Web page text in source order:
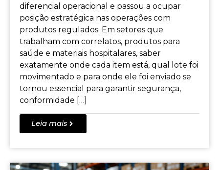
diferencial operacional e passou a ocupar
posição estratégica nas operações com
produtos regulados. Em setores que
trabalham com correlatos, produtos para
saúde e materiais hospitalares, saber
exatamente onde cada item está, qual lote foi
movimentado e para onde ele foi enviado se
tornou essencial para garantir segurança,
conformidade […]
Leia mais